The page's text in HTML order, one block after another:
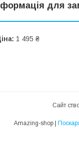
для
1 495 ₴
Сайт